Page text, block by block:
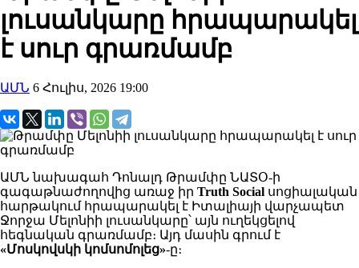
լուսանկարը հրապարակել
է սուր գրառմամբ
ԱՄՆ 6 Հուլիս, 2026 19:00
ԱՄՆ նախագահ Դոնալդ Թրամփը ՆԱՏՕ-ի
գագաթնաժողովից առաջ իր Truth Social սոցիալական
հարթակում հրապարակել է Իտալիայի վարչապետ
Ջորջա Մելոնիի լուսանկարը՝ այն ուղեկցելով
հեգնական գրառմամբ։ Այդ մասին գրում է
«Մոսկովսկի կոմսոմոլեց»-ը։